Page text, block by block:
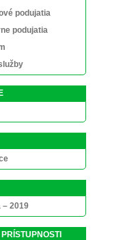
podujatia
podujatia
– 2019